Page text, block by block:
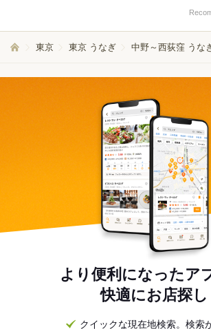
東京 東京 うなぎ 中野～西荻窪 うな
より便利になったア
快適にお店探し
クイックな現在地検索。検索